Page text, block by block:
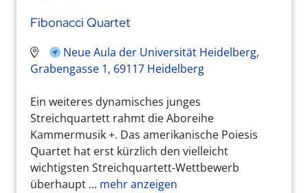
Fibonacci Quartet
Neue Aula der Universität Heidelberg,
Grabengasse 1, 69117 Heidelberg
Ein weiteres dynamisches junges
Streichquartett rahmt die Aboreihe
Kammermusik +. Das amerikanische Poiesis
Quartet hat erst kürzlich den vielleicht
wichtigsten Streichquartett-Wettbewerb
überhaupt ... mehr anzeigen